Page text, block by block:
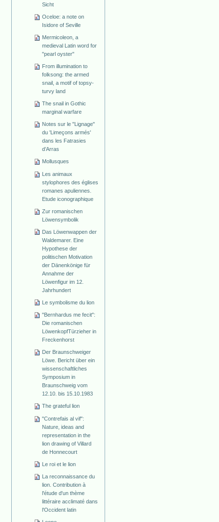
Sicht
Oceloe: a note on
Isidore of Seville
Mermicoleon, a
medieval Latin word for
"pearl oyster"
From illumination to
folksong: the armed
snail, a motif of topsy-
turvy land
The snail in Gothic
marginal warfare
Notes sur le "Lignage"
du 'Limeçons armés'
dans les Fatrasies
d’Arras
Mollusques
Les animaux
stylophores des églises
romanes apuliennes.
Etude iconographique
Zur romanischen
Löwensymbolik
Das Löwenwappen der
Waldemarer. Eine
Hypothese der
politischen Motivation
der Dänenkönige für
Annahme der
Löwenfigur im 12.
Jahrhundert
Le symbolisme du lion
"Bernhardus me fecit":
Die romanischen
Löwenkopf­Türzieher in
Freckenhorst
Der Braunschweiger
Löwe. Bericht über ein
wissenschaftliches
Symposium in
Braunschweig vom
12.10. bis 15.10.1983
The grateful lion
"Contrefais al vif":
Nature, ideas and
representation in the
lion drawing of Villard
de Honnecourt
Le roi et le lion
La reconnaissance du
lion. Contribution à
l'étude d'un thème
littéraire acclimaté dans
l'Occident latin